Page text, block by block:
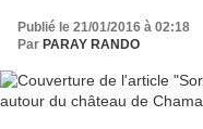
Publié le 21/01/2016 à 02:18
Par PARAY RANDO